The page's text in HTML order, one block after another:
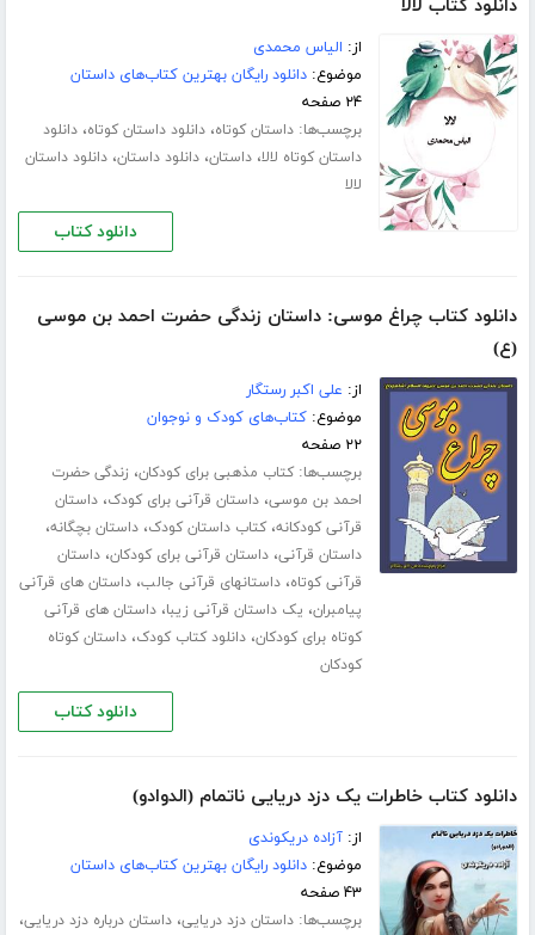
دانلود کتاب لالا
از: الیاس محمدی
موضوع:دانلود رایگان بهترین کتاب‌های داستان
۲۴ صفحه
برچسب‌ها:داستان کوتاه،دانلود داستان کوتاه،دانلود
داستان کوتاه لالا،داستان،دانلود داستان،دانلود داستان
لالا
دانلود کتاب
دانلود کتاب چراغ موسی: داستان زندگی حضرت احمد بن موسی
(ع)
از: علی اکبر رستگار
موضوع:کتاب‌های کودک و نوجوان
۲۲ صفحه
برچسب‌ها:کتاب مذهبی برای کودکان، زندگی حضرت
احمد بن موسی،داستان قرآنی برای کودک،داستان
قرآنی کودکانه،کتاب داستان کودک،داستان بچگانه،
داستان قرآنی،داستان قرآنی برای کودکان،داستان
قرآنی کوتاه،داستانهای قرآنی جالب،داستان های قرآنی
پیامبران، یک داستان قرآنی زیبا،داستان های قرآنی
کوتاه برای کودکان،دانلود کتاب کودک،داستان کوتاه
کودکان
دانلود کتاب
دانلود کتاب خاطرات یک دزد دریایی ناتمام (الدوادو)
از:آزاده دریکوندی
موضوع:دانلود رایگان بهترین کتاب‌های داستان
۴۳ صفحه
برچسب‌ها:داستان دزد دریایی،داستان درباره دزد دریایی،